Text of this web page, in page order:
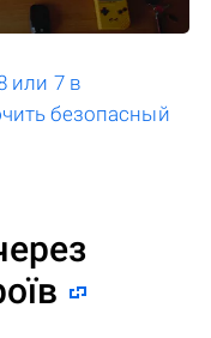
или 7 в
безопасный